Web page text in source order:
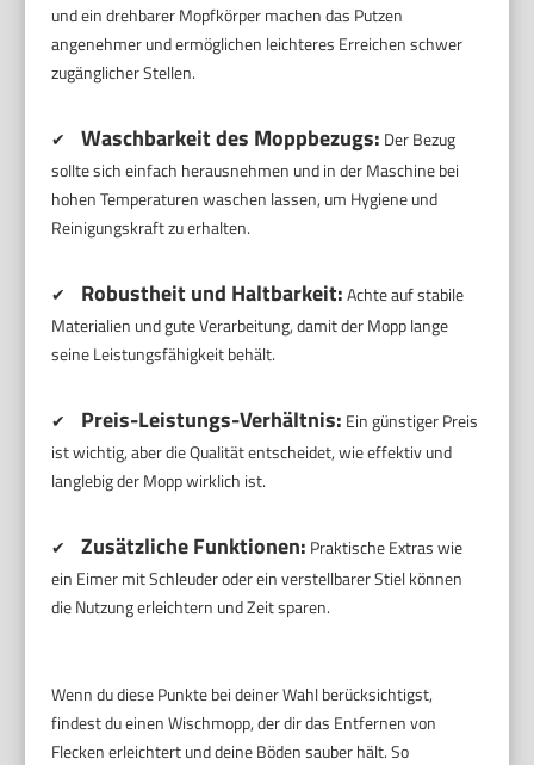
und ein drehbarer Mopfkörper machen das Putzen
angenehmer und ermöglichen leichteres Erreichen schwer
zugänglicher Stellen.
✔ Waschbarkeit des Moppbezugs: Der Bezug
sollte sich einfach herausnehmen und in der Maschine bei
hohen Temperaturen waschen lassen, um Hygiene und
Reinigungskraft zu erhalten.
✔ Robustheit und Haltbarkeit:Achte auf stabile
Materialien und gute Verarbeitung, damit der Mopp lange
seine Leistungsfähigkeit behält.
✔ Preis-Leistungs-Verhältnis: Ein günstiger Preis
ist wichtig, aber die Qualität entscheidet, wie effektiv und
langlebig der Mopp wirklich ist.
✔ Zusätzliche Funktionen: Praktische Extras wie
ein Eimer mit Schleuder oder ein verstellbarer Stiel können
die Nutzung erleichtern und Zeit sparen.
Wenn du diese Punkte bei deiner Wahl berücksichtigst,
findest du einen Wischmopp, der dir das Entfernen von
Flecken erleichtert und deine Böden sauber hält. So